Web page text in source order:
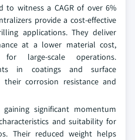
to witness a CAGR of over 6%
provide a cost-effective
applications. They deliver
at a lower material cost,
large-scale operations.
in coatings and surface
corrosion resistance and
significant momentum
and suitability for
Their reduced weight helps